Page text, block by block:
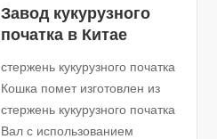
Завод кукурузного
початка в Китае
стержень кукурузного початка
Кошка помет изготовлен из
стержень кукурузного початка
Вал с использованием